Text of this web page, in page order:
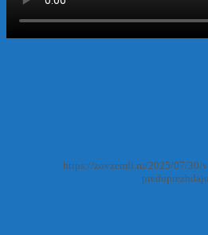
https://zovzemli.ru/2025/07/30/